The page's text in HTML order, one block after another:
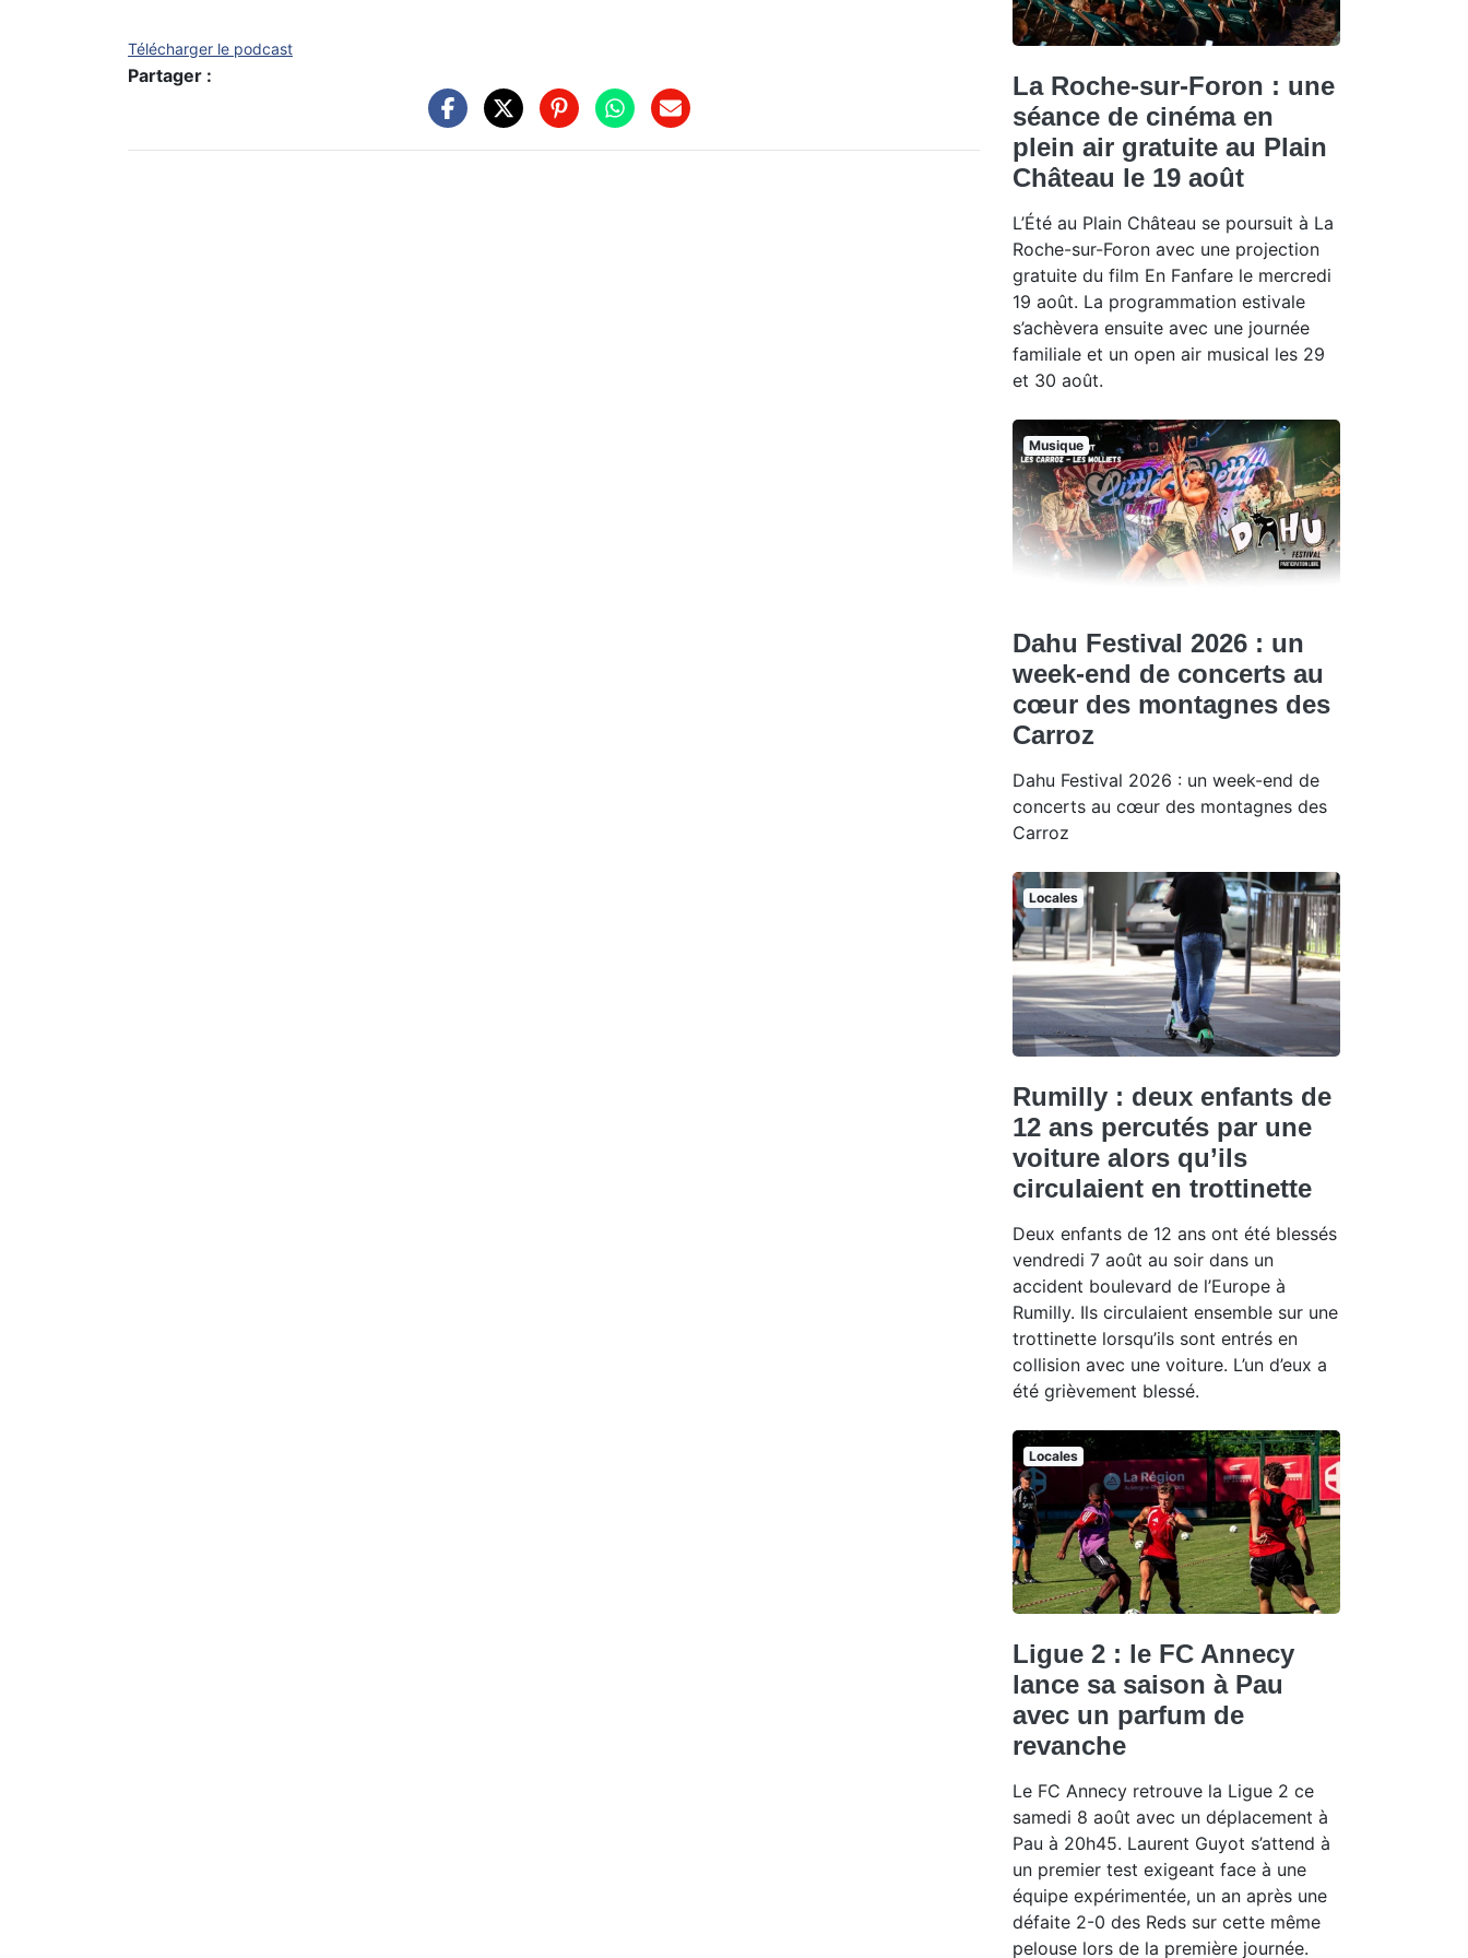
Télécharger le podcast
Partager :
La Roche-sur-Foron : une
séance de cinéma en
plein air gratuite au Plain
Château le 19 août
L’Été au Plain Château se poursuit à La
Roche-sur-Foron avec une projection
gratuite du film En Fanfare le mercredi
19 août. La programmation estivale
s’achèvera ensuite avec une journée
familiale et un open air musical les 29
et 30 août.
Musique
Dahu Festival 2026 : un
week-end de concerts au
cœur des montagnes des
Carroz
Dahu Festival 2026 : un week-end de
concerts au cœur des montagnes des
Carroz
Locales
Rumilly : deux enfants de
12 ans percutés par une
voiture alors qu’ils
circulaient en trottinette
Deux enfants de 12 ans ont été blessés
vendredi 7 août au soir dans un
accident boulevard de l’Europe à
Rumilly. Ils circulaient ensemble sur une
trottinette lorsqu’ils sont entrés en
collision avec une voiture. L’un d’eux a
été grièvement blessé.
Locales
Ligue 2 : le FC Annecy
lance sa saison à Pau
avec un parfum de
revanche
Le FC Annecy retrouve la Ligue 2 ce
samedi 8 août avec un déplacement à
Pau à 20h45. Laurent Guyot s’attend à
un premier test exigeant face à une
équipe expérimentée, un an après une
défaite 2-0 des Reds sur cette même
pelouse lors de la première journée.